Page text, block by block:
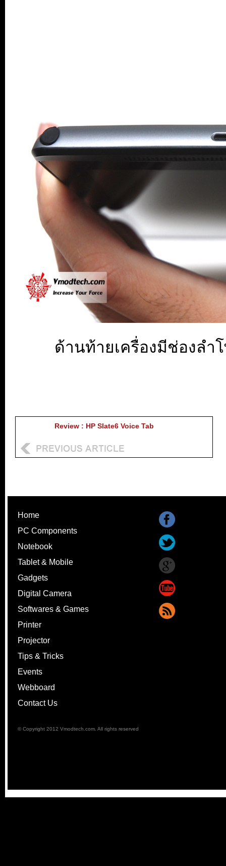
ด้านท้ายเครื่องมีช่องลำ
Review : HP Slate6 Voice Tab
Home
PC Components
Notebook
Tablet & Mobile
Gadgets
Digital Camera
Softwares & Games
Printer
Projector
Tips & Tricks
Events
Webboard
Contact Us
© Copyright 2012 Vmodtech.com. All rights reserved